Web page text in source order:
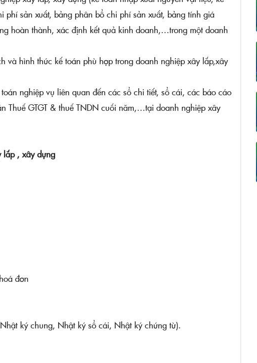
phí sản xuất, bảng phân bổ chi phí sản xuất, bảng tính giá
hoàn thành, xác định kết quả kinh doanh,…trong một doanh
và hình thức kế toán phù hợp trong doanh nghiệp xây lắp,xây
nghiệp vụ liên quan đến các sổ chi tiết, sổ cái, các báo cáo
Thuế GTGT & thuế TNDN cuối năm,…tại doanh nghiệp xây
lắp , xây dựng
đơn
ký chung, Nhật ký sổ cái, Nhật ký chứng từ).